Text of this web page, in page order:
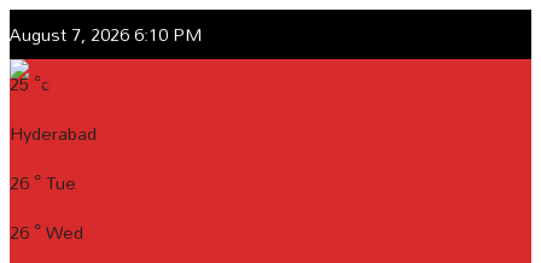
August 7, 2026 6:10 PM
25°c
Hyderabad
26°Tue
26°Wed